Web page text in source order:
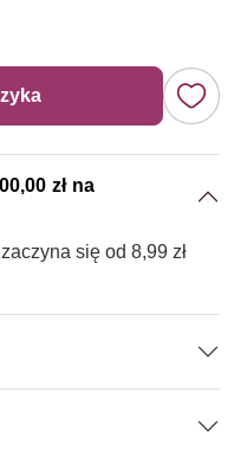
zł na
się od 8,99 zł